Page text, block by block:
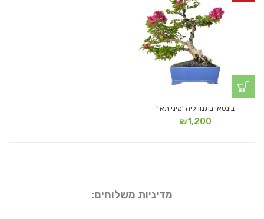
בונסאי בוגנוויליה 'מיני תאי'
₪1,200
מדיניות משלוחים: